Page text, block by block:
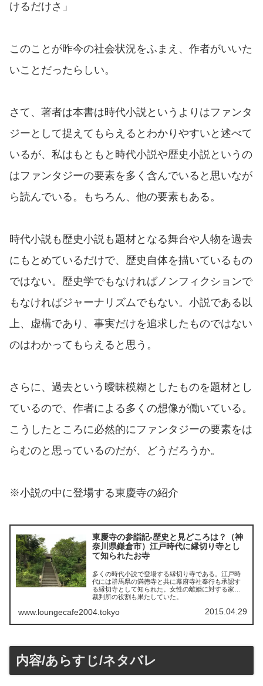
けるだけさ」
このことが昨今の社会状況をふまえ、作者がいいた
いことだったらしい。
さて、著者は本書は時代小説というよりはファンタ
ジーとして捉えてもらえるとわかりやすいと述べて
いるが、私はもともと時代小説や歴史小説というの
はファンタジーの要素を多く含んでいると思いなが
ら読んでいる。もちろん、他の要素もある。
時代小説も歴史小説も題材となる舞台や人物を過去
にもとめているだけで、歴史自体を描いているもの
ではない。歴史学でもなければノンフィクションで
もなければジャーナリズムでもない。小説である以
上、虚構であり、事実だけを追求したものではない
のはわかってもらえると思う。
さらに、過去という曖昧模糊としたものを題材とし
ているので、作者による多くの想像が働いている。
こうしたところに必然的にファンタジーの要素をは
らむのと思っているのだが、どうだろうか。
※小説の中に登場する東慶寺の紹介
東慶寺の参詣記-歴史と見どころは？（神
奈川県鎌倉市）江戸時代に縁切り寺とし
て知られたお寺
多くの時代小説で登場する縁切り寺である。江戸時
代には群馬県の満徳寺と共に幕府寺社奉行も承認す
る縁切寺として知られた。女性の離婚に対する家庭
裁判所の役割も果たしていた。
www.loungecafe2004.tokyo 2015.04.29
内容/あらすじ/ネタバレ